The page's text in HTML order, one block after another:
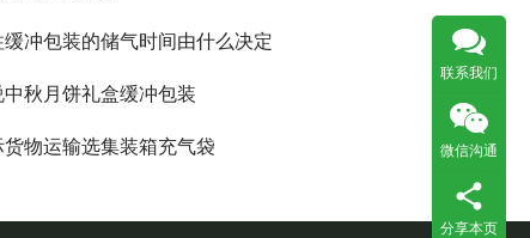
缓冲包装的储气时间由什么决定
中秋月饼礼盒缓冲包装
货物运输选集装箱充气袋
联系我们
微信沟通
分享本页